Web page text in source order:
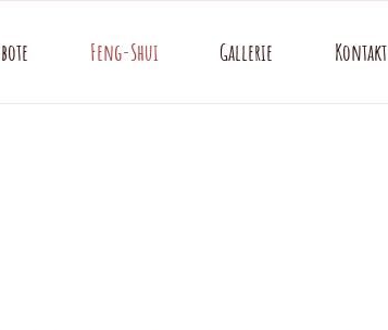
Feng-Shui Gallerie Kontakt